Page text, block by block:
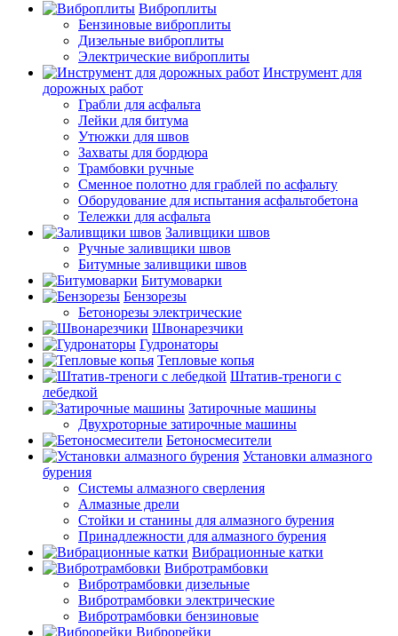
Виброплиты
Бензиновые виброплиты
Дизельные виброплиты
Электрические виброплиты
Инструмент для
дорожных работ
Грабли для асфальта
Лейки для битума
Утюжки для швов
Захваты для бордюра
Трамбовки ручные
Сменное полотно для граблей по асфальту
Оборудование для испытания асфальтобетона
Тележки для асфальта
Заливщики швов
Ручные заливщики швов
Битумные заливщики швов
Битумоварки
Бензорезы
Бетонорезы электрические
Швонарезчики
Гудронаторы
Тепловые копья
Штатив-треноги с
лебедкой
Затирочные машины
Двухроторные затирочные машины
Бетоносмесители
Установки алмазного
бурения
Системы алмазного сверления
Алмазные дрели
Стойки и станины для алмазного бурения
Принадлежности для алмазного бурения
Вибрационные катки
Вибротрамбовки
Вибротрамбовки дизельные
Вибротрамбовки электрические
Вибротрамбовки бензиновые
Виброрейки